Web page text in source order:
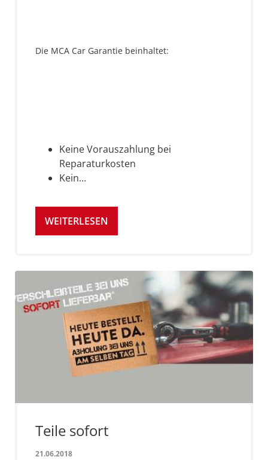
Die MCA Car Garantie beinhaltet:
Keine Vorauszahlung bei
Reparaturkosten
Kein…
WEITERLESEN
Teile sofort
21.06.2018